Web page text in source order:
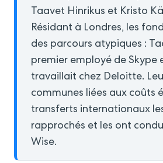
Taavet Hinrikus et Kristo
Résidant à Londres, les
des parcours atypiques :
premier employé de Skype
travaillait chez Deloitte.
communes liées aux coûts
transferts internationaux
rapprochés et les ont
Wise.